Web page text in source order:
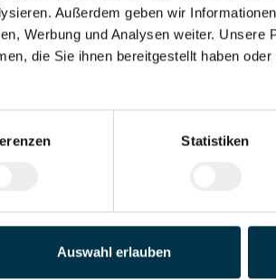
Außerdem geben wir
Werbung und Analysen weiter. Unsere
die Sie ihnen bereitgestellt haben
Statistiken
Auswahl erlauben
Telefon*
Datei 5